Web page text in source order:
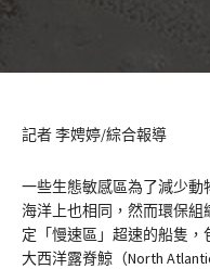
記者 李娉婷/綜合報導
一些生態敏感區為了減少動
海洋上也相同，然而環保組
定「慢速區」超速的船隻
大西洋露脊鯨（North